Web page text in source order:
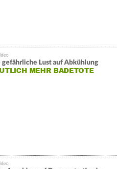
gefährliche Lust auf Abkühlung
MEHR BADETOTE